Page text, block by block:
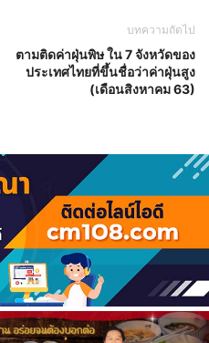
บทความถัดไป
ตามติดค่าฝุ่นพิษ ใน 7 จังหวัดของ
ประเทศไทยที่ขึ้นชื่อว่าค่าฝุ่นสูง
(เดือนสิงหาคม 63)